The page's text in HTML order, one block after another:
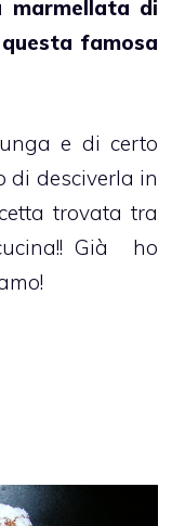
marmellata di
famosa
e di certo
di desciverla in
trovata tra
Già ho